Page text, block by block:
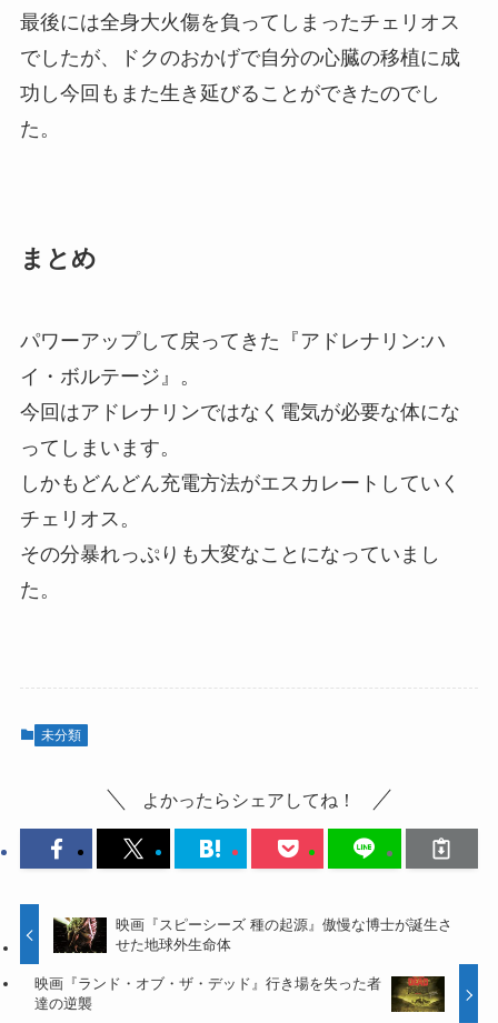
最後には全身大火傷を負ってしまったチェリオス
でしたが、ドクのおかげで自分の心臓の移植に成
功し今回もまた生き延びることができたのでし
た。
まとめ
パワーアップして戻ってきた『アドレナリン:ハ
イ・ボルテージ』。
今回はアドレナリンではなく電気が必要な体にな
ってしまいます。
しかもどんどん充電方法がエスカレートしていく
チェリオス。
その分暴れっぷりも大変なことになっていまし
た。
未分類
よかったらシェアしてね！
映画『スピーシーズ 種の起源』傲慢な博士が誕生さ
せた地球外生命体
映画『ランド・オブ・ザ・デッド』行き場を失った者
達の逆襲